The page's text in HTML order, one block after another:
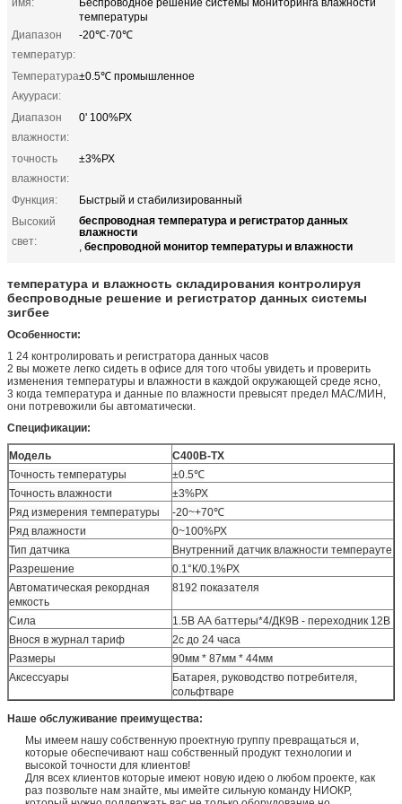
имя:
Беспроводное решение системы мониторинга влажности
температуры
Диапазон
температур:
-20℃·70℃
Температура
Акуураси:
±0.5℃ промышленное
Диапазон
влажности:
0' 100%РХ
точность
влажности:
±3%РХ
Функция:
Быстрый и стабилизированный
Высокий
свет:
беспроводная температура и регистратор данных
влажности
, беспроводной монитор температуры и влажности
температура и влажность складирования контролируя
беспроводные решение и регистратор данных системы
зигбее
Особенности:
1 24 контролировать и регистратора данных часов
2 вы можете легко сидеть в офисе для того чтобы увидеть и проверить
изменения температуры и влажности в каждой окружающей среде ясно,
3 когда температура и данные по влажности превысят предел МАС/МИН,
они потревожили бы автоматически.
Спецификации:
Модель
С400В-ТХ
Точность температуры
±0.5℃
Точность влажности
±3%РХ
Ряд измерения температуры
-20~+70℃
Ряд влажности
0~100%РХ
Тип датчика
Внутренний датчик влажности темперауте
Разрешение
0.1°К/0.1%РХ
Автоматическая рекордная
емкость
8192 показателя
Сила
1.5В АА баттеры*4/ДК9В - переходник 12В
Внося в журнал тариф
2с до 24 часа
Размеры
90мм * 87мм * 44мм
Аксессуары
Батарея, руководство потребителя,
сольфтваре
Наше обслуживание преимущества:
Мы имеем нашу собственную проектную группу превращаться и,
которые обеспечивают наш собственный продукт технологии и
высокой точности для клиентов!
Для всех клиентов которые имеют новую идею о любом проекте, как
раз позвольте нам знайте, мы имейте сильную команду НИОКР,